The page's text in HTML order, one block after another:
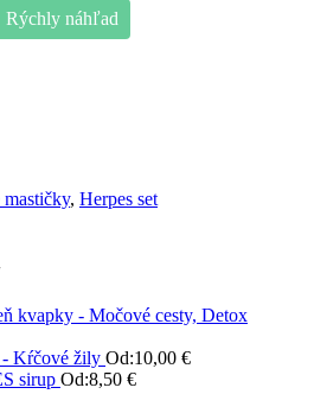
Rýchly náhľad
, Herpes set
kvapky - Močové cesty, Detox
Kŕčové žily Od:10,00 €
sirup Od:8,50 €